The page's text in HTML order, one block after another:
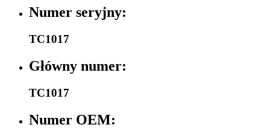
Numer seryjny:
TC1017
Główny numer:
TC1017
Numer OEM: